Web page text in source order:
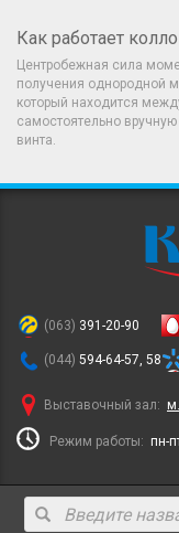
Как работает
Центробежная сила
получения однородной
который находится
самостоятельно
винта.
(063) 391-20-90
(044) 594-64-57, 58
Выставочный зал:
Режим работы: пн-